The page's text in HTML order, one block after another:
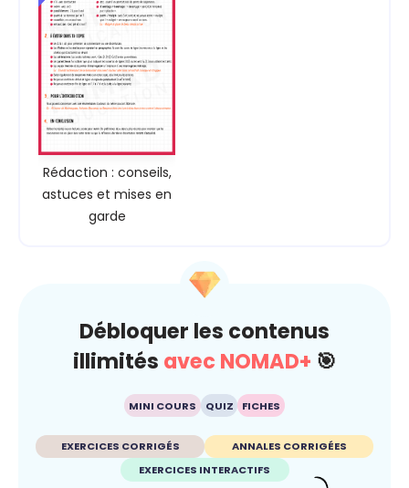
Rédaction : conseils,
astuces et mises en
garde
Débloquer les contenus
illimités avec NOMAD+ 🎯
MINI COURS QUIZ FICHES
EXERCICES CORRIGÉS
ANNALES CORRIGÉES
EXERCICES INTERACTIFS